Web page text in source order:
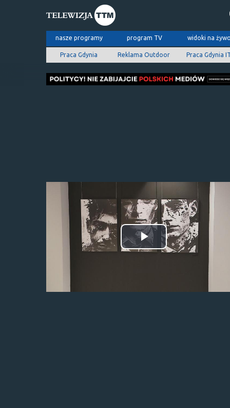
nasze programy program TV widoki na
Praca Gdynia Reklama Outdoor Praca Gdynia
Odtwórz